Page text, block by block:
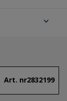
expand_more
Art. nr2832199